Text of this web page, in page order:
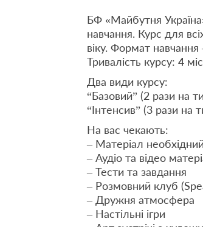
БФ «Майбутня
навчання. Курс для
віку. Формат
Тривалість курсу: 4
Два види курсу:
“Базовий” (2 рази на
“Інтенсив” (3 рази на
На вас чекають:
– Матеріал
– Аудіо та відео
– Тести та завдання
– Розмовний клуб
– Дружня атмосфера
– Настільні ігри